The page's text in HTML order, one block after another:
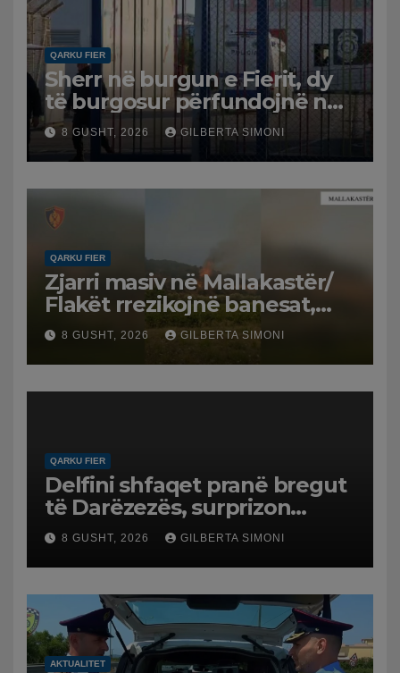
QARKU FIER
Sherr në burgun e Fierit, dy
të burgosur përfundojnë në
spital
8 GUSHT, 2026 GILBERTA SIMONI
QARKU FIER
Zjarri masiv në Mallakastër/
Flakët rrezikojnë banesat,
Policia evakuon disa familje
në Koilac
8 GUSHT, 2026 GILBERTA SIMONI
QARKU FIER
Delfini shfaqet pranë bregut
të Darëzezës, surprizon
pushuesit dhe banorët
8 GUSHT, 2026 GILBERTA SIMONI
AKTUALITET